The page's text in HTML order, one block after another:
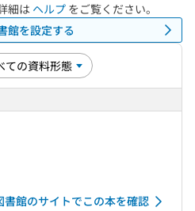
細は ヘルプ をご覧ください。
館を設定する
書館のサイトでこの本を確認